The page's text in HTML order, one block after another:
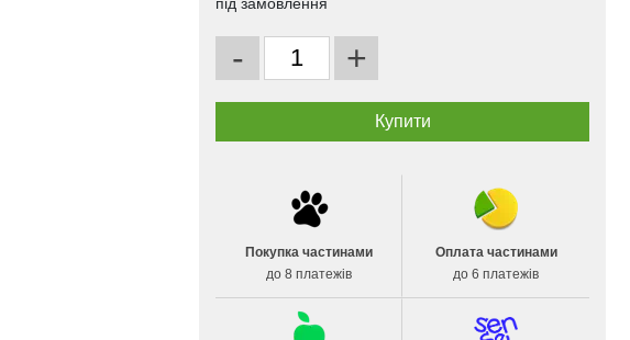
- +
Покупка частинами
до 8 платежів
Оплата частинами
до 6 платежів